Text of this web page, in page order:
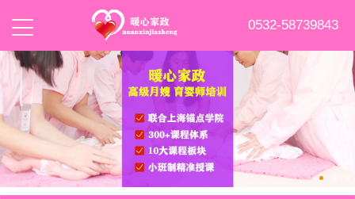
0532-58739843